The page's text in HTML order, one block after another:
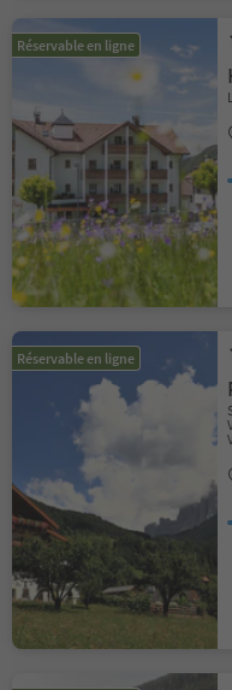
Réservable en ligne
Réservable en ligne